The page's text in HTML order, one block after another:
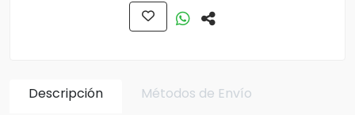
Descripción
Métodos de Envío